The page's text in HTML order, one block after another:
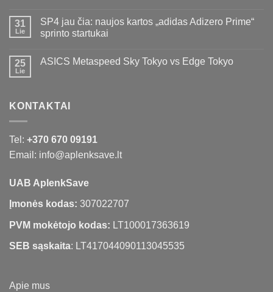
31
Lie
SP4 jau čia: naujos kartos „adidas Adizero Prime“
sprinto startukai
25
Lie
ASICS Metaspeed Sky Tokyo vs Edge Tokyo
KONTAKTAI
Tel: +370 670 09191
Email: info@aplenksave.lt
UAB AplenkSave
Įmonės kodas: 307022707
PVM mokėtojo kodas: LT100017363619
SEB sąskaita: LT417044090113045535
Apie mus